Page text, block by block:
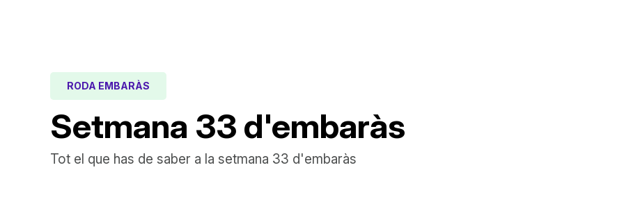
Setmana 33 d'embaràs
RODA EMBARÀS
Tot el que has de saber a la setmana 33 d'embaràs